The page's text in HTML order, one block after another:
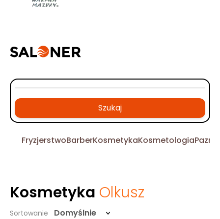
Szukaj
FryzjerstwoBarberKosmetykaKosmetologia
Kosmetyka Olkusz
Sortowanie Domyślnie